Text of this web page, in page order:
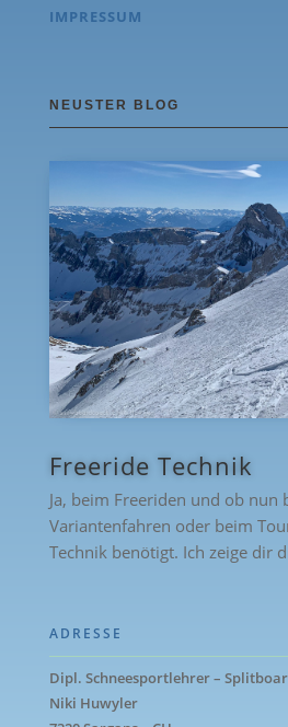
IMPRESSUM
NEUSTER BLOG
Freeride Technik
Ja, beim Freeriden und ob nun
Variantenfahren oder beim
Technik benötigt. Ich zeige dir
ADRESSE
Dipl. Schneesportlehrer –
Niki Huwyler